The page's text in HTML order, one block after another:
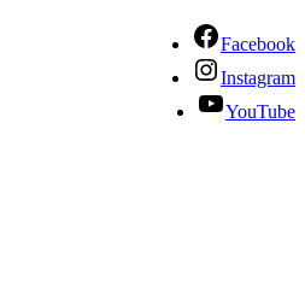
Facebook
Instagram
YouTube